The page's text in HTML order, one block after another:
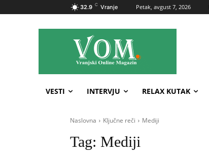
32.9 C Vranje Petak, avgust 7, 2026
VESTI INTERVJU RELAX KUTAK
Naslovna Ključne reči Mediji
Tag: Mediji